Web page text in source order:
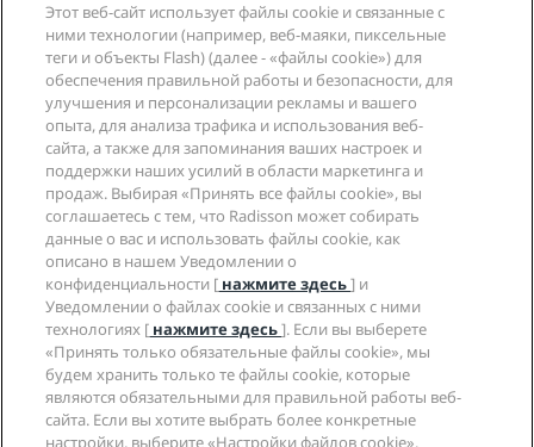
Популярные направления
Быстрые ссылки
Туристические компании
Компания
Юридическая информация
Помощь
Этот веб-сайт использует файлы cookie и связанные с
ними технологии (например, веб-маяки, пиксельные
теги и объекты Flash) (далее - «файлы cookie») для
обеспечения правильной работы и безопасности, для
улучшения и персонализации рекламы и вашего
опыта, для анализа трафика и использования веб-
сайта, а также для запоминания ваших настроек и
поддержки наших усилий в области маркетинга и
продаж. Выбирая «Принять все файлы cookie», вы
соглашаетесь с тем, что Radisson может собирать
данные о вас и использовать файлы cookie, как
описано в нашем Уведомлении о
конфиденциальности [ нажмите здесь] и
Уведомлении о файлах cookie и связанных с ними
технологиях [ нажмите здесь]. Если вы выберете
«Принять только обязательные файлы cookie», мы
будем хранить только те файлы cookie, которые
являются обязательными для правильной работы веб-
сайта. Если вы хотите выбрать более конкретные
настройки, выберите «Настройки файлов cookie».